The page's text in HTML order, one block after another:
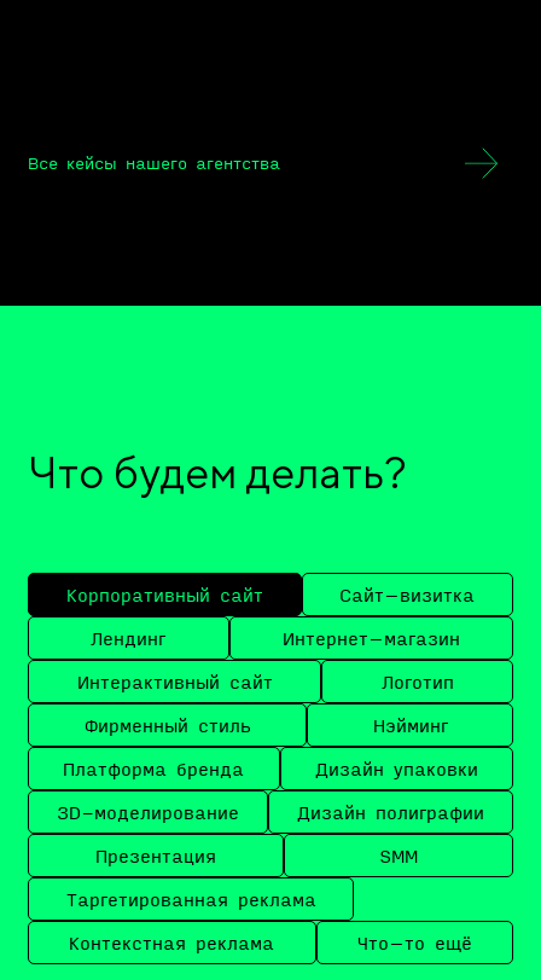
Все кейсы нашего агентства
Что будем делать?
Корпоративный сайт Сайт–визитка
Лендинг Интернет–магазин
Интерактивный сайт Логотип
Фирменный стиль Нэйминг
Платформа бренда Дизайн упаковки
3D-моделирование Дизайн полиграфии
Презентация SMM
Таргетированная реклама
Контекстная реклама Что–то ещё